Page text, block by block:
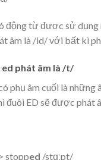
động từ được sử
âm là /id/ với bất kì
phát âm là /t/
phụ âm cuối là những
đuôi ED sẽ được phát
stopped /stɑːpt/